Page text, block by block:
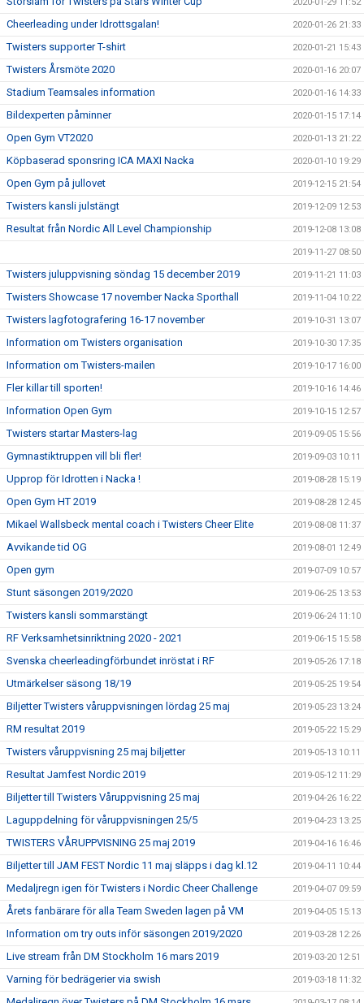
Cheerleading under Idrottsgalan! 2020-01-26 21:33
Twisters supporter T-shirt 2020-01-21 15:43
Twisters Årsmöte 2020 2020-01-16 20:07
Stadium Teamsales information 2020-01-16 14:33
Bildexperten påminner 2020-01-15 17:14
Open Gym VT2020 2020-01-13 21:22
Köpbaserad sponsring ICA MAXI Nacka 2020-01-10 19:29
Open Gym på jullovet 2019-12-15 21:54
Twisters kansli julstängt 2019-12-09 12:53
Resultat från Nordic All Level Championship 2019-12-08 13:08
2019-11-27 08:50
Twisters juluppvisning söndag 15 december 2019 2019-11-21 11:03
Twisters Showcase 17 november Nacka Sporthall 2019-11-04 10:22
Twisters lagfotografering 16-17 november 2019-10-31 13:07
Information om Twisters organisation 2019-10-30 17:35
Information om Twisters-mailen 2019-10-17 16:00
Fler killar till sporten! 2019-10-16 14:46
Information Open Gym 2019-10-15 12:57
Twisters startar Masters-lag 2019-09-05 15:56
Gymnastiktruppen vill bli fler! 2019-09-03 10:11
Upprop för Idrotten i Nacka ! 2019-08-28 15:19
Open Gym HT 2019 2019-08-28 12:45
Mikael Wallsbeck mental coach i Twisters Cheer Elite 2019-08-08 11:37
Avvikande tid OG 2019-08-01 12:49
Open gym 2019-07-09 10:57
Stunt säsongen 2019/2020 2019-06-25 13:53
Twisters kansli sommarstängt 2019-06-24 11:10
RF Verksamhetsinriktning 2020 - 2021 2019-06-15 15:58
Svenska cheerleadingförbundet inröstat i RF 2019-05-26 17:18
Utmärkelser säsong 18/19 2019-05-25 19:54
Biljetter Twisters våruppvisningen lördag 25 maj 2019-05-23 13:24
RM resultat 2019 2019-05-22 15:29
Twisters våruppvisning 25 maj biljetter 2019-05-13 10:11
Resultat Jamfest Nordic 2019 2019-05-12 11:29
Biljetter till Twisters Våruppvisning 25 maj 2019-04-26 16:22
Laguppdelning för våruppvisningen 25/5 2019-04-23 13:25
TWISTERS VÅRUPPVISNING 25 maj 2019 2019-04-16 16:46
Biljetter till JAM FEST Nordic 11 maj släpps i dag kl.12 2019-04-11 10:44
Medaljregn igen för Twisters i Nordic Cheer Challenge 2019-04-07 09:59
Årets fanbärare för alla Team Sweden lagen på VM 2019-04-05 15:13
Information om try outs inför säsongen 2019/2020 2019-03-28 12:26
Live stream från DM Stockholm 16 mars 2019 2019-03-20 12:51
Varning för bedrägerier via swish 2019-03-18 11:32